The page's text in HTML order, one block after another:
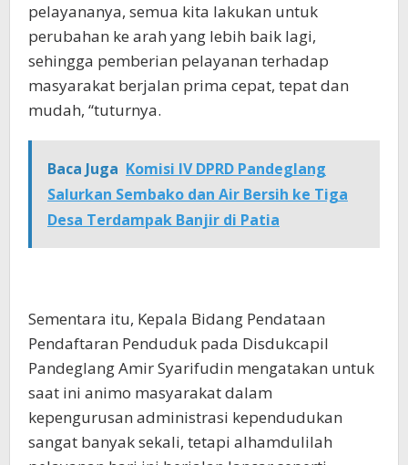
pelayananya, semua kita lakukan untuk
perubahan ke arah yang lebih baik lagi,
sehingga pemberian pelayanan terhadap
masyarakat berjalan prima cepat, tepat dan
mudah, “tuturnya.
Baca Juga Komisi IV DPRD Pandeglang
Salurkan Sembako dan Air Bersih ke Tiga
Desa Terdampak Banjir di Patia
Sementara itu, Kepala Bidang Pendataan
Pendaftaran Penduduk pada Disdukcapil
Pandeglang Amir Syarifudin mengatakan untuk
saat ini animo masyarakat dalam
kepengurusan administrasi kependudukan
sangat banyak sekali, tetapi alhamdulilah